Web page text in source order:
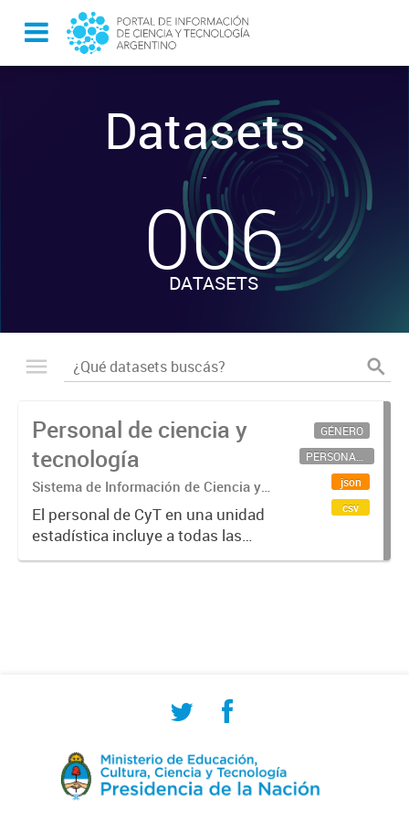
Datasets
-
006
DATASETS
Personal de ciencia y
tecnología
Sistema de Información de Ciencia y
Tecnología Argentino (SICYTAR)
El personal de CyT en una unidad
estadística incluye a todas las
personas involucradas
GÉNERO
PERSONAL CIENTÍFICO-TECNOLÓGICO
json
csv